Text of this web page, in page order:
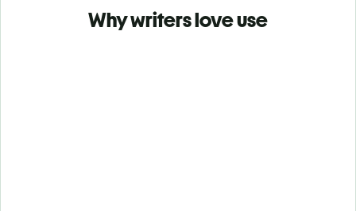
Why writers love use